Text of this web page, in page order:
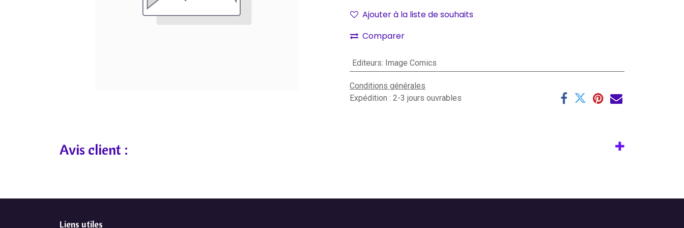
Ajouter à la liste de souhaits
Comparer
Editeurs: Image Comics
Conditions générales
Expédition : 2-3 jours ouvrables
Avis client :
Liens utiles